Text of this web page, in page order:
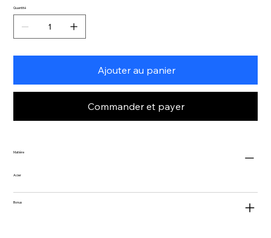
Quantité
Ajouter au panier
Commander et payer
Matière
Acier
Bonus